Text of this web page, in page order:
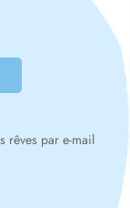
rêves par e-mail